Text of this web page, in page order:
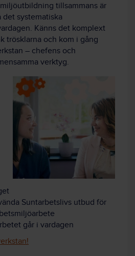
tillsammans är
det systematiska
Känns det komplext
trösklarna och kom i gång
– chefens och
verktyg.
Suntarbetslivs utbud för
går i vardagen